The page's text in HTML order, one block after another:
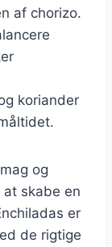
af chorizo.
koriander
og
skabe en
er
de rigtige